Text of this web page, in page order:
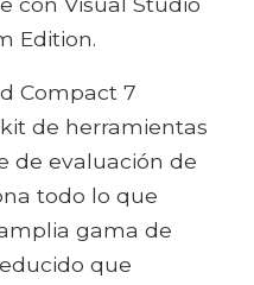
Edition.
Compact 7
de herramientas
de evaluación de
todo lo que
gama de
que